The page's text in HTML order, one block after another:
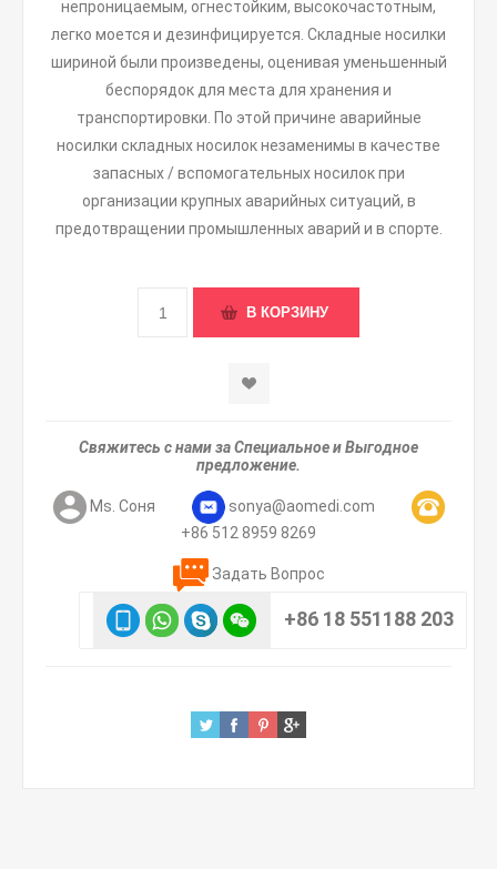
непроницаемым, огнестойким, высокочастотным,
легко моется и дезинфицируется. Складные носилки
шириной были произведены, оценивая уменьшенный
беспорядок для места для хранения и
транспортировки. По этой причине аварийные
носилки складных носилок незаменимы в качестве
запасных / вспомогательных носилок при
организации крупных аварийных ситуаций, в
предотвращении промышленных аварий и в спорте.
Свяжитесь с нами за Специальное и Выгодное
предложение.
Ms. Соня
sonya@aomedi.com
+86 512 8959 8269
Задать Вопрос
+86 18 551188 203